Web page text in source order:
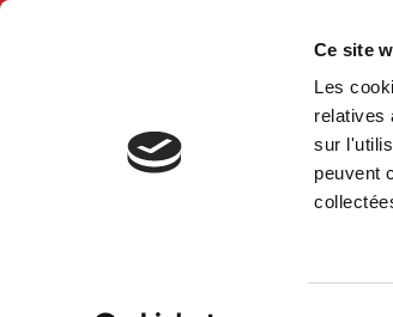
Ce site
Les
relatives
sur
peuvent
Home Revue économique 76-5, septembre 2025